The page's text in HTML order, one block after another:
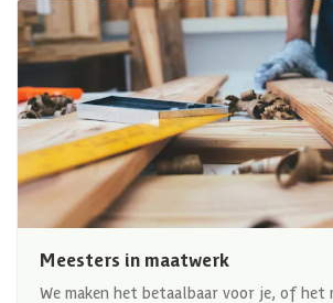
Meesters in maatwerk
We maken het betaalbaar voor je, of het